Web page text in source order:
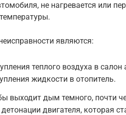
не нагревается или
являются:
теплого воздуха в салон
жидкости в отопитель.
выходит дым темного, почти
двигателя, которая